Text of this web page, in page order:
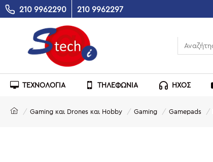
210 9962290 210 9962297
ΤΕΧΝΟΛΟΓΙΑ ΤΗΛΕΦΩΝΙΑ ΗΧΟΣ
Gaming και Drones και Hobby Gaming Gamepads